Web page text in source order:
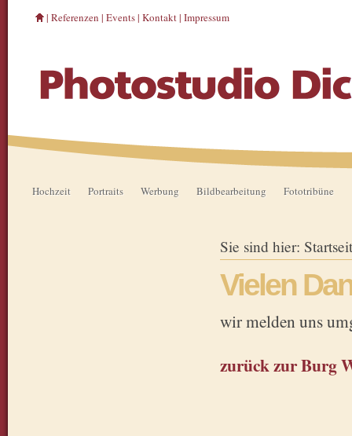
| Referenzen | Events| Kontakt| Impressum
Hochzeit Portraits Werbung Bildbearbeitung Fototribüne
Sie sind hier:
Vielen
wir melden uns
zurück zur Burg